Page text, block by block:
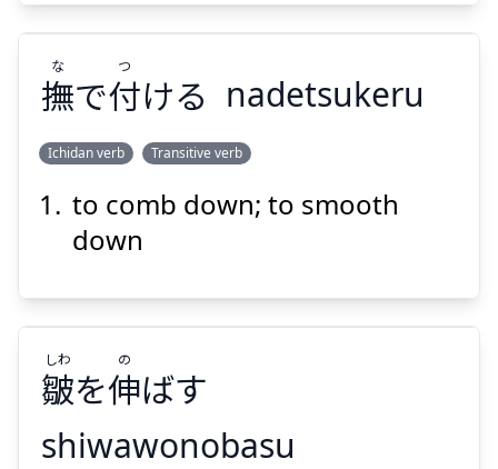
Show answer
Suspend
な
つ
Suspend
撫で付ける
な つ
nadetsukeru
Ichidan verb Transitive verb
to comb down; to smooth
down
皺を伸ばす
しわ の
shiwawonobasu